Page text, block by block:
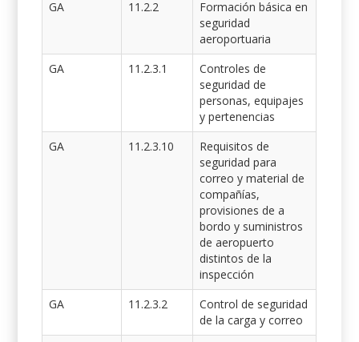
GA
11.2.2
Formación básica en
seguridad
aeroportuaria
GA
11.2.3.1
Controles de
seguridad de
personas, equipajes
y pertenencias
GA
11.2.3.10
Requisitos de
seguridad para
correo y material de
compañías,
provisiones de a
bordo y suministros
de aeropuerto
distintos de la
inspección
GA
11.2.3.2
Control de seguridad
de la carga y correo